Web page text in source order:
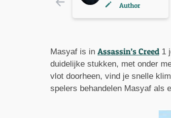
Author
Masyaf is in Assassin’s Creed1
duidelijke stukken, met onder
vlot doorheen, vind je snelle
spelers behandelen Masyaf als